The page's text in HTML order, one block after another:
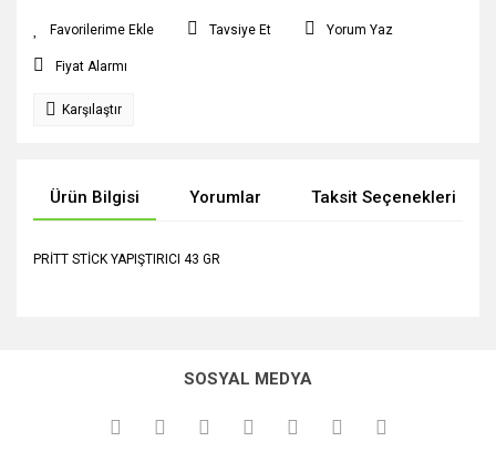
Tavsiye Et Yorum Yaz
Fiyat Alarmı
Karşılaştır
Ürün Bilgisi Yorumlar Taksit Seçenekleri
PRİTT STİCK YAPIŞTIRICI 43 GR
kullanarak tarafımıza iletebilirsiniz.
Görüş ve önerileriniz için teşekkür ederiz.
SOSYAL MEDYA